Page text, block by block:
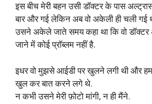
इस बीच मेरी बहन उसी डॉक्टर के पास
बार और गई लेकिन अब वो अकेली ही चली गई
उसने अकेले जाते समय कहा था कि वो
जाने में कोई प्रॉब्लम नहीं है.
इधर वो मुझसे आईडी पर खुलने लगी थी और हम
खुल कर बात करने लगे थे.
न कभी उसने मेरी फ़ोटो मांगी, न ही मैंने.